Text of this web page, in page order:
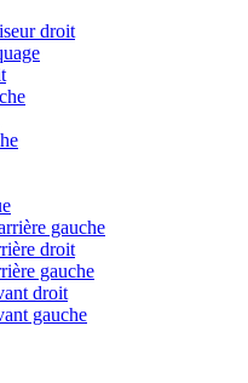
droit
gauche
droit
gauche
droit
gauche